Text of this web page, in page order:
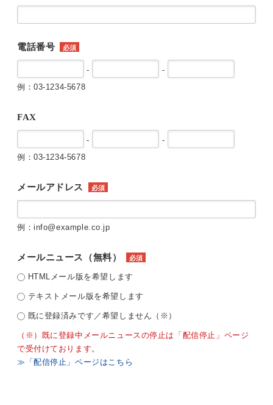
電話番号 必須
-
-
例：03-1234-5678
FAX
-
-
例：03-1234-5678
メールアドレス 必須
例：info@example.co.jp
メールニュース（無料） 必須
HTMLメール版を希望します
テキストメール版を希望します
既に登録済みです／希望しません（※）
（※）既に登録中メールニュースの停止は「配信停止」ページ
で受付けております。
≫「配信停止」ページはこちら